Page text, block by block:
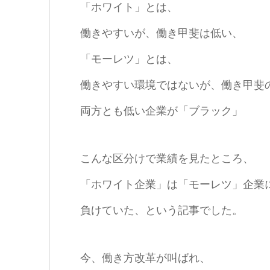
「ホワイト」とは、
働きやすいが、働き甲斐は低い、
「モーレツ」とは、
働きやすい環境ではないが、働き甲斐
両方とも低い企業が「ブラック」
こんな区分けで業績を見たところ、
「ホワイト企業」は「モーレツ」企業
負けていた、という記事でした。
今、働き方改革が叫ばれ、